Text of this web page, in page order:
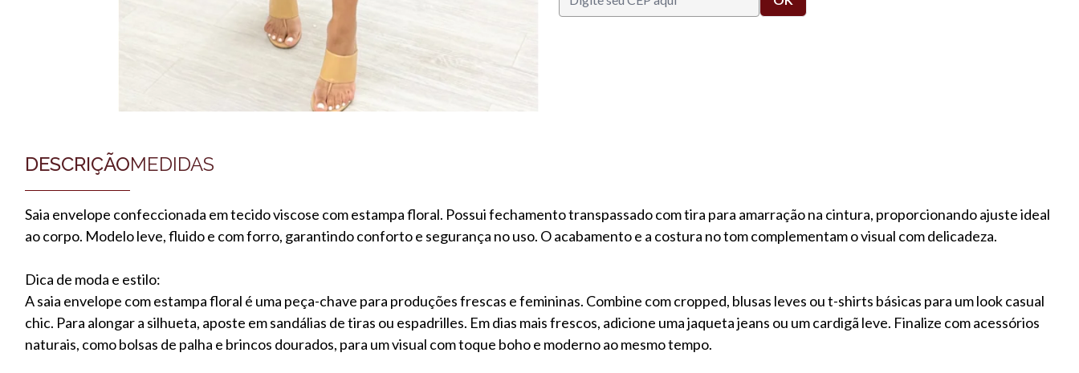
DESCRIÇÃOMEDIDAS
Saia envelope confeccionada em tecido viscose com estampa floral. Possui fechamento transpassado com tira para amarração na cintura, proporcionando ajuste ideal
ao corpo. Modelo leve, fluido e com forro, garantindo conforto e segurança no uso. O acabamento e a costura no tom complementam o visual com delicadeza.
Dica de moda e estilo:
A saia envelope com estampa floral é uma peça-chave para produções frescas e femininas. Combine com cropped, blusas leves ou t-shirts básicas para um look casual
chic. Para alongar a silhueta, aposte em sandálias de tiras ou espadrilles. Em dias mais frescos, adicione uma jaqueta jeans ou um cardigã leve. Finalize com acessórios
naturais, como bolsas de palha e brincos dourados, para um visual com toque boho e moderno ao mesmo tempo.